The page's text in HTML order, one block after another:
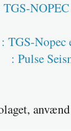
Nopec
Seismic: